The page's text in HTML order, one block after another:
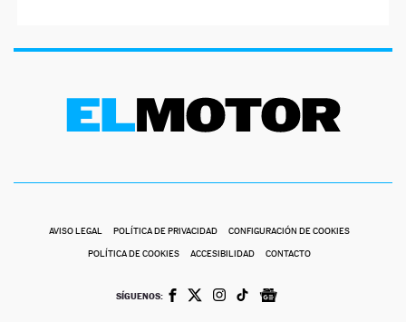
AVISO LEGAL POLÍTICA DE PRIVACIDAD CONFIGURACIÓN DE COOKIES
POLÍTICA DE COOKIES ACCESIBILIDAD CONTACTO
SÍGUENOS: